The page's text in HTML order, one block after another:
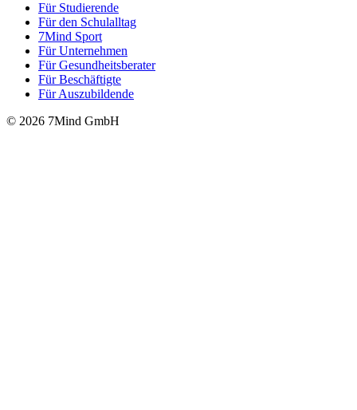
Für Stu­die­rende
Für den Schulalltag
7Mind Sport
Für Unter­neh­men
Für Gesund­heits­be­ra­ter
Für Beschäftigte
Für Auszubildende
© 2026 7Mind GmbH